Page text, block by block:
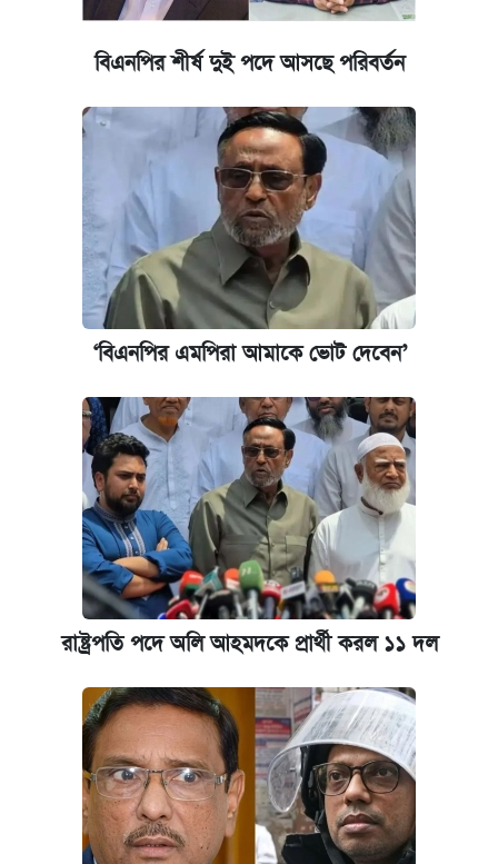
আজকের বাজারে স্বর্ণের দাম (৪ আগস্ট)
আজকের বাজারে স্বর্ণের দাম (৬ আগস্ট)
বিএনপির শীর্ষ দুই পদে আসছে পরিবর্তন
‘বিএনপির এমপিরা আমাকে ভোট দেবেন’
রাষ্ট্রপতি পদে অলি আহমদকে প্রার্থী করল ১১ দল